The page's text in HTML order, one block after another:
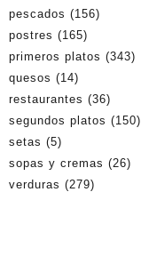
pescados (156)
postres (165)
primeros platos (343)
quesos (14)
restaurantes (36)
segundos platos (150)
setas (5)
sopas y cremas (26)
verduras (279)